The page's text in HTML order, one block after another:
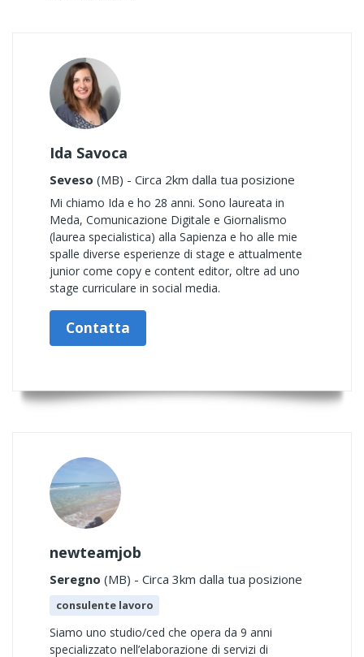
Ida Savoca
Seveso (MB) - Circa 2km dalla tua posizione
Mi chiamo Ida e ho 28 anni. Sono laureata in
Meda, Comunicazione Digitale e Giornalismo
(laurea specialistica) alla Sapienza e ho alle mie
spalle diverse esperienze di stage e attualmente
junior come copy e content editor, oltre ad uno
stage curriculare in social media.
Contatta
newteamjob
Seregno (MB) - Circa 3km dalla tua posizione
consulente lavoro
Siamo uno studio/ced che opera da 9 anni
specializzato nell’elaborazione di servizi di